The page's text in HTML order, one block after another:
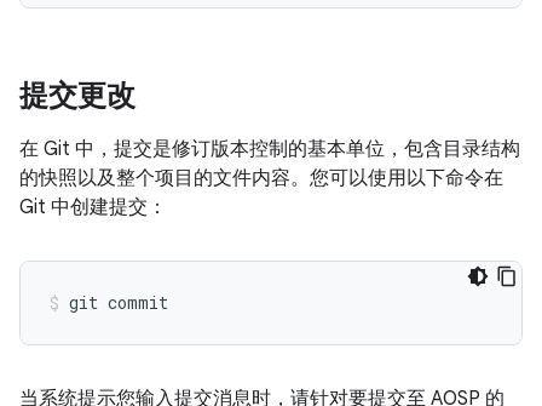
提交更改
在 Git 中，提交是修订版本控制的基本单位，包含目录结构
的快照以及整个项目的文件内容。 您可以使用以下命令在
Git 中创建提交：
当系统提示您输入提交消息时，请针对要提交至 AOSP 的